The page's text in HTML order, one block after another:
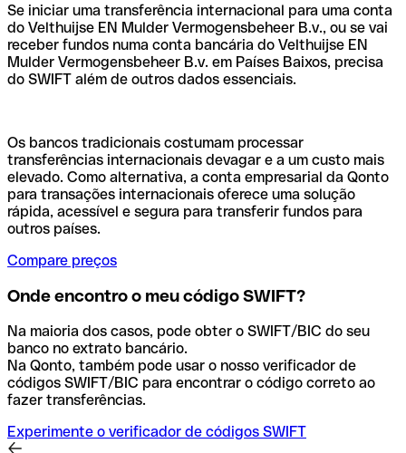
Se iniciar uma transferência internacional para uma conta
do Velthuijse EN Mulder Vermogensbeheer B.v., ou se vai
receber fundos numa conta bancária do Velthuijse EN
Mulder Vermogensbeheer B.v. em Países Baixos, precisa
do SWIFT além de outros dados essenciais.
Os bancos tradicionais costumam processar
transferências internacionais devagar e a um custo mais
elevado. Como alternativa, a conta empresarial da Qonto
para transações internacionais oferece uma solução
rápida, acessível e segura para transferir fundos para
outros países.
Compare preços
Onde encontro o meu código SWIFT?
Na maioria dos casos, pode obter o SWIFT/BIC do seu
banco no extrato bancário.
Na Qonto, também pode usar o nosso verificador de
códigos SWIFT/BIC para encontrar o código correto ao
fazer transferências.
Experimente o verificador de códigos SWIFT